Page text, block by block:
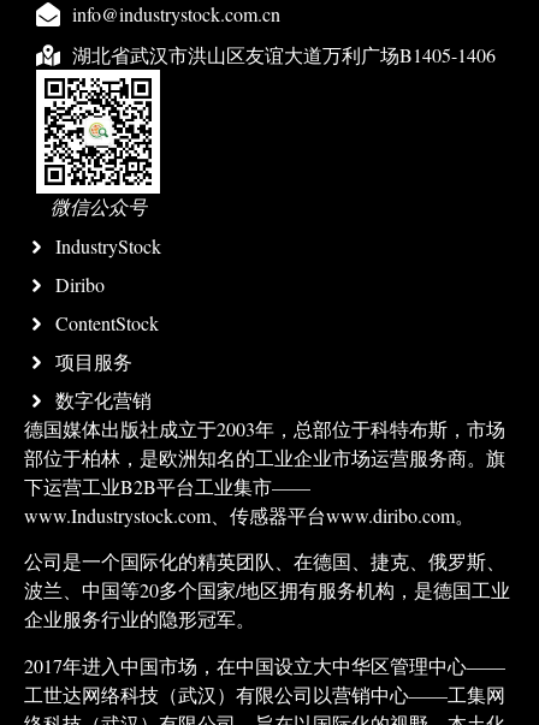
info@industrystock.com.cn
湖北省武汉市洪山区友谊大道万利广场B1405-1406
微信公众号
IndustryStock
Diribo
ContentStock
项目服务
数字化营销
德国媒体出版社成立于2003年，总部位于科特布斯，市场
部位于柏林，是欧洲知名的工业企业市场运营服务商。旗
下运营工业B2B平台工业集市——
www.Industrystock.com、传感器平台www.diribo.com。
公司是一个国际化的精英团队、在德国、捷克、俄罗斯、
波兰、中国等20多个国家/地区拥有服务机构，是德国工业
企业服务行业的隐形冠军。
2017年进入中国市场，在中国设立大中华区管理中心——
工世达网络科技（武汉）有限公司以营销中心——工集网